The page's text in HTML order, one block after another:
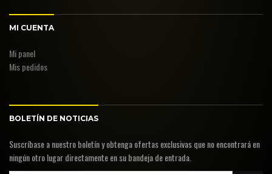
MI CUENTA
Mi panel
Mis pedidos
BOLETÍN DE NOTICIAS
Suscríbase a nuestro boletín y obtenga ofertas exclusivas que no encontrará en
ningún otro lugar directamente en su bandeja de entrada.